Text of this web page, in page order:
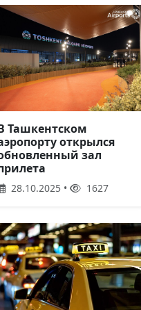
Ташкентском
открылся
зал
28.10.2025 • 1627